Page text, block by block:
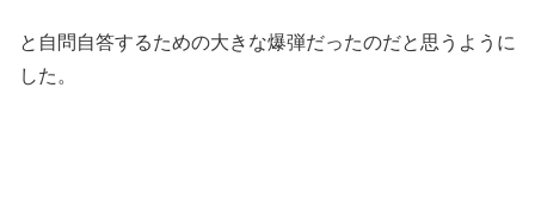
と自問自答するための大きな爆弾だったのだと思うように
した。